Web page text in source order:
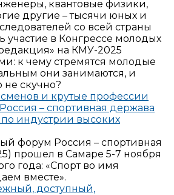
квантовые физики,
другие – тысячи юных и
со всей страны
участие в Конгрессе молодых
на КМУ-2025
к чему стремятся молодые
они занимаются, и
не скучно?
и крутые профессии
– спортивная держава
по индустрии высоких
форум Россия – спортивная
прошел в Самаре 5-7 ноября
года: «Спорт во имя
вместе».
доступный,